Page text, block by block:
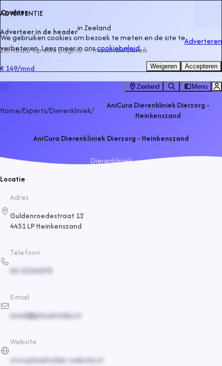
ADVERTENTIE
Adverteer in de headerinZeeland
Zichtbaar op elke pagina — maximale bereik
€ 149/mnd
Adverteren
Zeeland Menu
Home/Experts/Dierenkliniek/
AniCura Dierenkliniek Dierzorg -
Heinkenszand
AniCura Dierenkliniek Dierzorg - Heinkenszand
Dierenkliniek
Locatie
Adres
Guldenroedestraat 12
4451 LP Heinkenszand
Telefoon
06-12345678
E-mail
email@placeholder.nl
Website
www.placeholder-website.nl
Cookies
We gebruiken cookies om bezoek te meten en de site te
verbeteren. Lees meer in onscookiebeleid.
Weigeren Accepteren